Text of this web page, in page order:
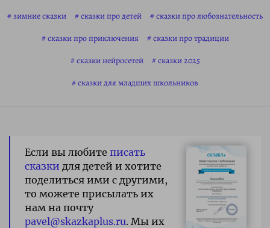
зимние сказки
сказки про детей
сказки про любознательность
сказки про приключения
сказки про традиции
сказки нейросетей
сказки 2025
сказки для младших школьников
Если вы любите писать
сказки для детей и хотите
поделиться ими с другими,
то можете присылать их
нам на почту
pavel@skazkaplus.ru. Мы их